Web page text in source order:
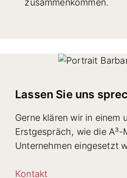
zusammenkommen.
Lassen Sie uns
Gerne klären wir in einem
Erstgespräch, wie die A³-
Unternehmen eingesetzt
Kontakt